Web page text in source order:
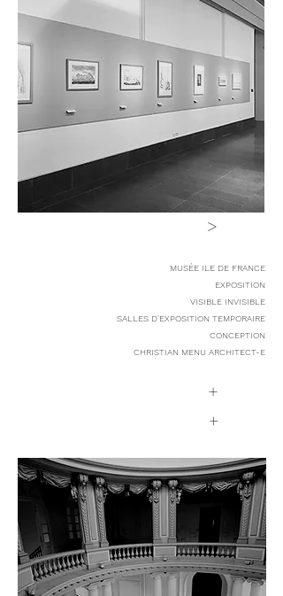
>
MUSÉE ILE DE FRANCE
EXPOSITION
VISIBLE INVISIBLE
SALLES D'EXPOSITION TEMPORAIRE
CONCEPTION
CHRISTIAN MENU ARCHITECT-E
+
+